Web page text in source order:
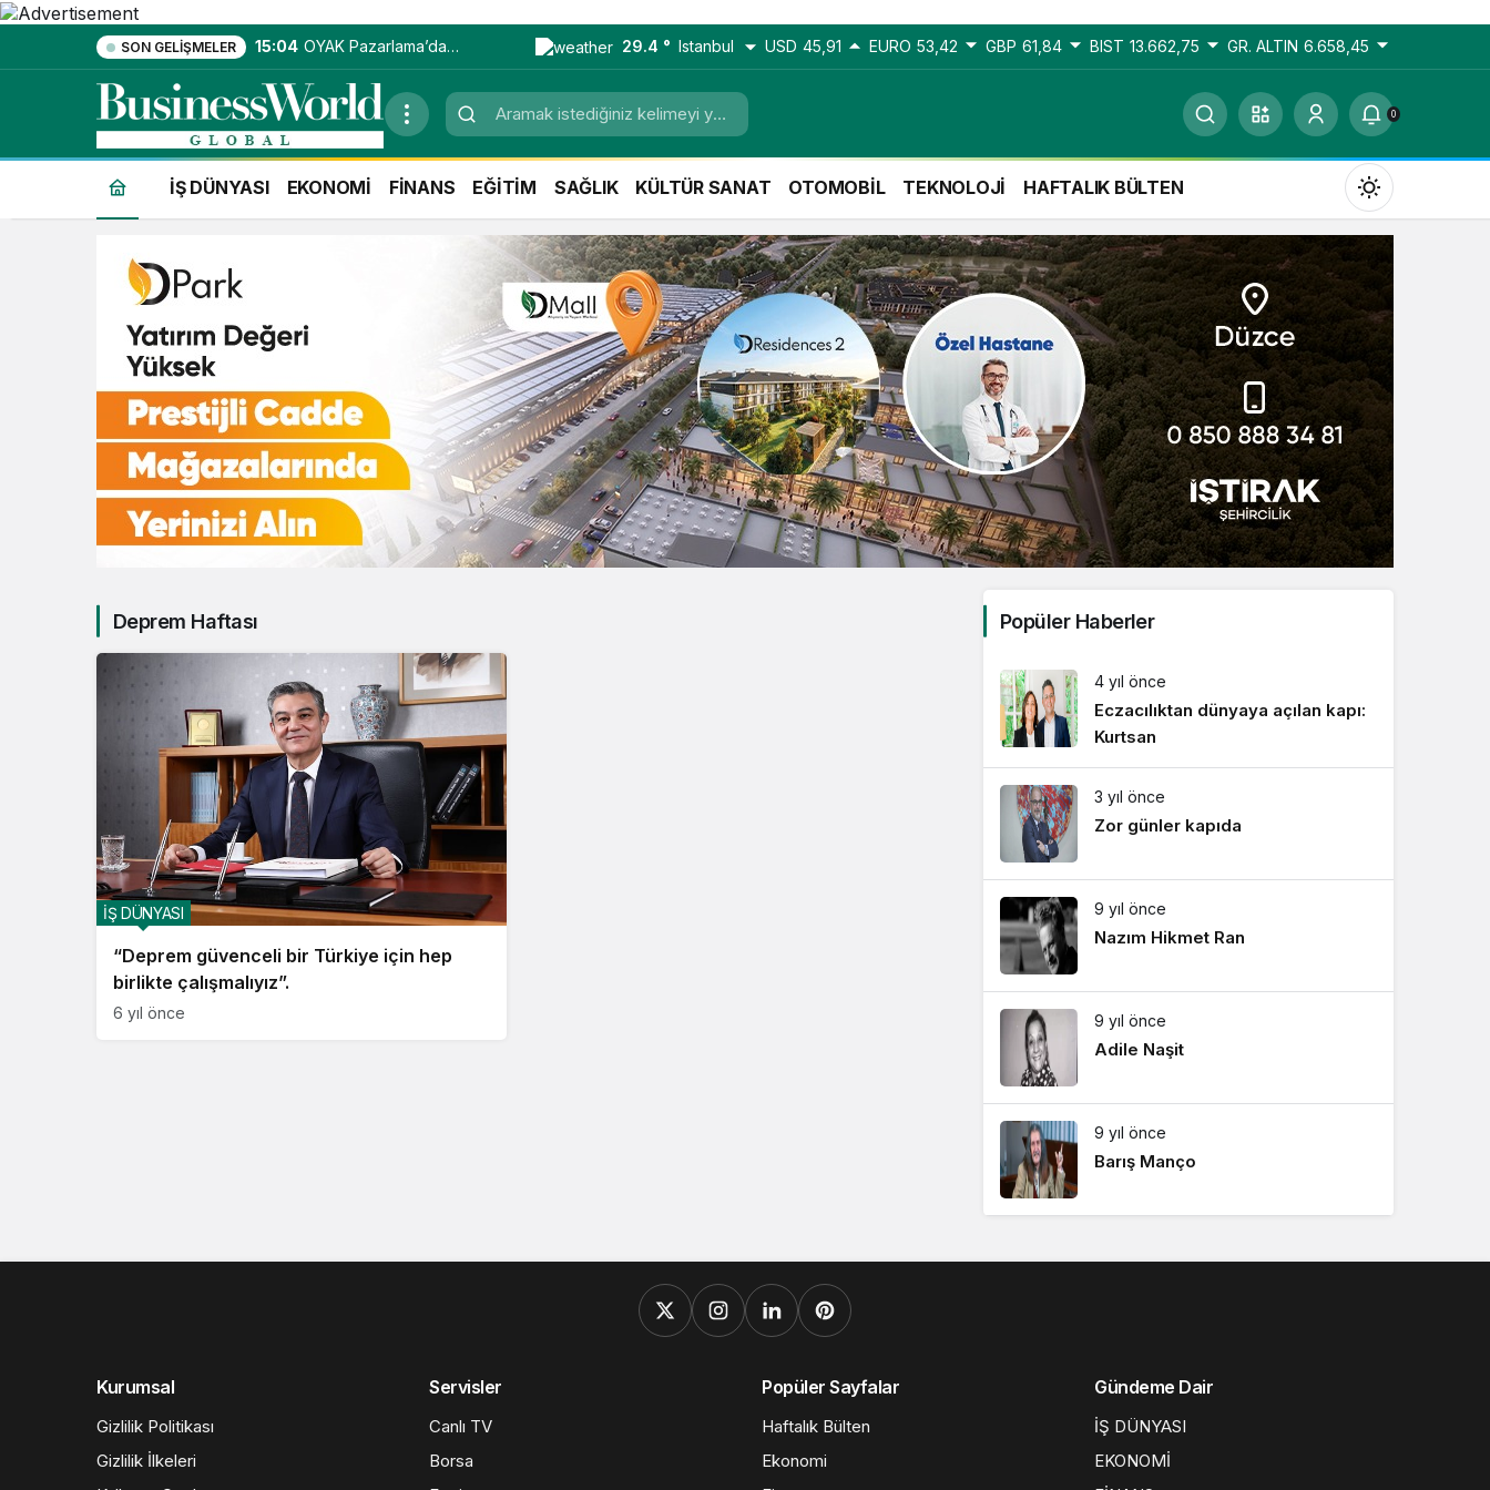
SON GELIŞMELER 15:04 OYAK Pazarlama’da
entegre hizmet
ekosistemi kuruluyor
29.4 ° Istanbul USD 45,91 EURO 53,42 GBP 61,84 BIST 13.662,75 GR. ALTIN 6.658,45
0
İŞ DÜNYASI EKONOMİ FİNANS EĞİTİM SAĞLIK KÜLTÜR SANAT OTOMOBİL TEKNOLOJİ HAFTALIK BÜLTEN
Gündüz Modu
Gündüz modunu seçin.
Gece Modu
Gece modunu seçin.
Sistem Modu
Sistem modunu seçin.
Deprem Haftası
“Deprem güvenceli bir Türkiye için hep
birlikte çalışmalıyız”.
İŞ DÜNYASI
6 yıl önce
Popüler Haberler
4 yıl önce
Eczacılıktan dünyaya açılan kapı:
Kurtsan
3 yıl önce
Zor günler kapıda
9 yıl önce
Nazım Hikmet Ran
9 yıl önce
Adile Naşit
9 yıl önce
Barış Manço
Kurumsal
Gizlilik Politikası
Gizlilik İlkeleri
Servisler
Canlı TV
Borsa
Popüler Sayfalar
Haftalık Bülten
Ekonomi
Gündeme Dair
İŞ DÜNYASI
EKONOMİ